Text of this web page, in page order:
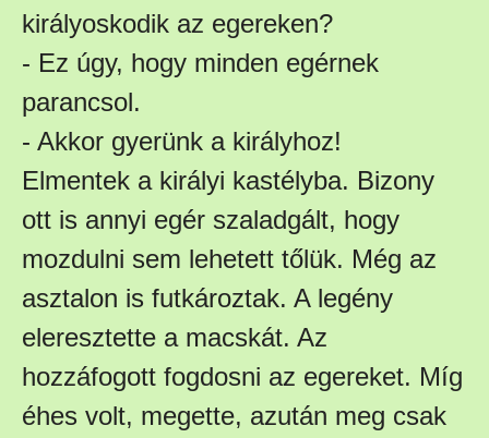
királyoskodik az egereken?
- Ez úgy, hogy minden egérnek
parancsol.
- Akkor gyerünk a királyhoz!
Elmentek a királyi kastélyba. Bizony
ott is annyi egér szaladgált, hogy
mozdulni sem lehetett tőlük. Még az
asztalon is futkároztak. A legény
eleresztette a macskát. Az
hozzáfogott fogdosni az egereket. Míg
éhes volt, megette, azután meg csak